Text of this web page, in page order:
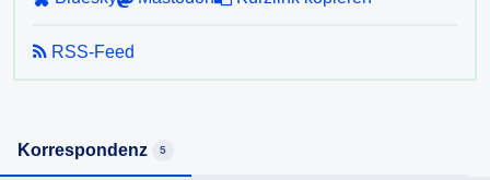
Fachinformation vom deutschen Arzneimittel-hersteller
Bionorica in Form von 2 Broschüren übermitteln, in denen
Weise Cannabinoide in der Lage sind Krebszellen zu
RSS-Feed
Korrespondenz 5